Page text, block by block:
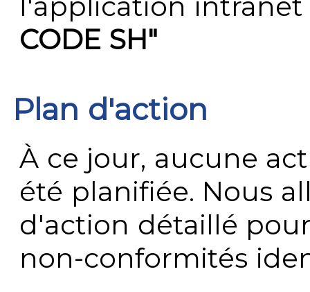
CODE SH"
Plan d'action
À ce jour, aucune
été planifiée. Nous
d'action détaillé
non-conformités